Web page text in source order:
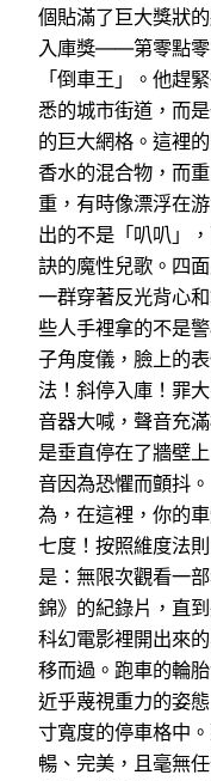
個貼滿了巨大獎狀
入庫獎——第零點零
「倒車王」。他趕
悉的城市街道，而
的巨大網格。這裡
香水的混合物，而
重，有時像漂浮在
出的不是「叭叭」
訣的魔性兒歌。四
一群穿著反光背心
些人手裡拿的不是
子角度儀，臉上的
法！斜停入庫！罪
音器大喊，聲音充
是垂直停在了牆壁
音因為恐懼而顫抖
為，在這裡，你的
七度！按照維度法
是：無限次觀看一
錦》的紀錄片，直
科幻電影裡開出來
移而過。跑車的輪
近乎蔑視重力的姿
寸寬度的停車格中
暢、完美，且毫無